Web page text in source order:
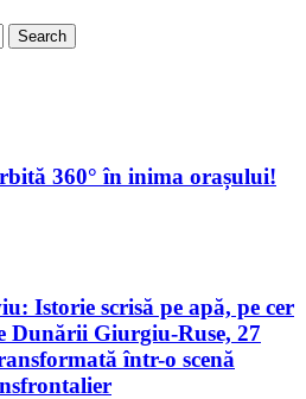
360° în inima orașului!
Istorie scrisă pe apă, pe cer
Dunării Giurgiu-Ruse, 27
într-o scenă